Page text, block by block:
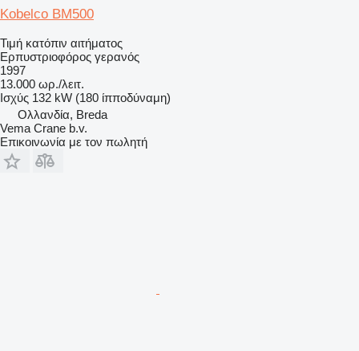
Kobelco BM500
Τιμή κατόπιν αιτήματος
Ερπυστριοφόρος γερανός
1997
13.000 ωρ./λειτ.
Ισχύς 132 kW (180 ίπποδύναμη)
Ολλανδία, Breda
Vema Crane b.v.
Επικοινωνία με τον πωλητή